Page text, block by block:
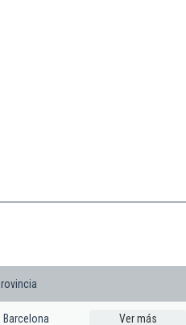
Barcelona Ver más